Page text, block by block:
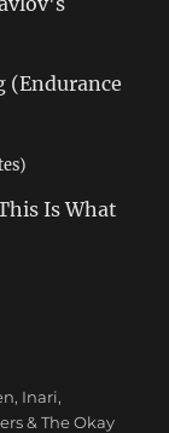
(Endurance
Is What
, Inari,
& The Okay